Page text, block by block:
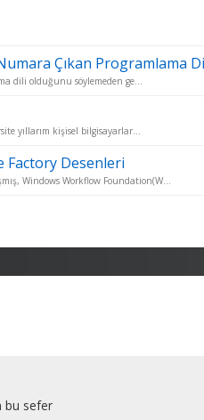
Çıkan Programlama
dili olduğunu söylemeden ge...
yıllarım kişisel bilgisayarlar...
Factory Desenleri
Windows Workflow Foundation(W...
bu sefer